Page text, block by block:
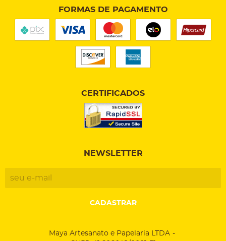
FORMAS DE PAGAMENTO
CERTIFICADOS
NEWSLETTER
CADASTRAR
Maya Artesanato e Papelaria LTDA